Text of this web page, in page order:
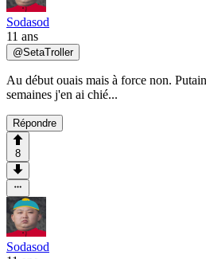
Sodasod
11 ans
@SetaTroller
Au début ouais mais à force non.
semaines j'en ai chié...
Répondre
8
Sodasod